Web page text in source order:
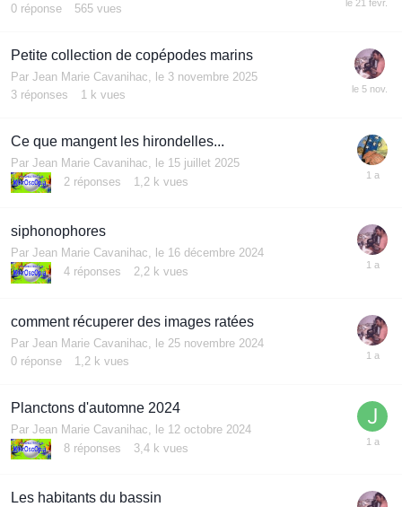
0 réponse 565 vues
Petite collection de copépodes marins
Par Jean Marie Cavanihac
le 3 novembre 2025
3 réponses 1 k vues
Ce que mangent les hirondelles...
Par Jean Marie Cavanihac
le 15 juillet 2025
2 réponses 1,2 k vues
siphonophores
Par Jean Marie Cavanihac, le 16 décembre 2024
4 réponses 2,2 k vues
comment récuperer des images ratées
Par Jean Marie Cavanihac
le 25 novembre 2024
0 réponse 1,2 k vues
Planctons d'automne 2024
Par Jean Marie Cavanihac
le 12 octobre 2024
8 réponses 3,4 k vues
Les habitants du bassin